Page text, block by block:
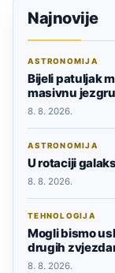
Najnovije
ASTRONOMIJA
Bijeli patuljak
masivnu jezgru
8. 8. 2026.
ASTRONOMIJA
U rotaciji
8. 8. 2026.
TEHNOLOGIJA
Mogli bismo
drugih
8. 8. 2026.